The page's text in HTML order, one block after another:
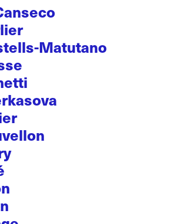
Matutano